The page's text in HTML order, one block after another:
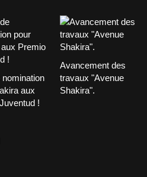
nomination
aux
!
Avancement des
travaux "Avenue
Shakira".